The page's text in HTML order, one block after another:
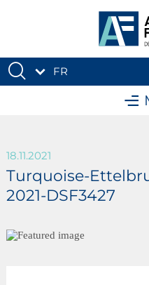
FR
18.11.2021
Turquoise-
2021-DSF3427